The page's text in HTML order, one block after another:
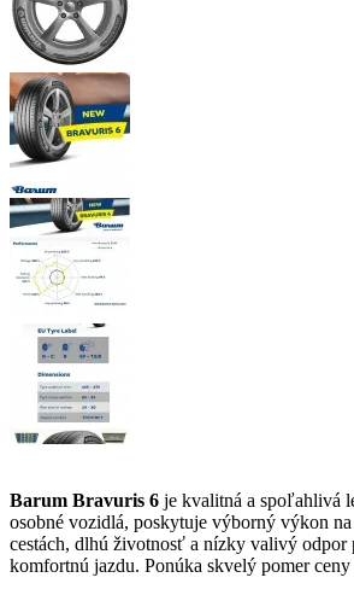
Barum Bravuris 6 je kvalitná a spoľahlivá
osobné vozidlá, poskytuje výborný výkon
cestách, dlhú životnosť a nízky valivý odpor
komfortnú jazdu. Ponúka skvelý pomer